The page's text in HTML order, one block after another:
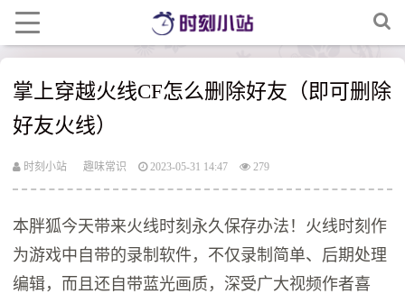
掌上穿越火线CF怎么删除好友（即可删除
好友火线）
时刻小站 趣味常识 2023-05-31 14:47 279
本胖狐今天带来火线时刻永久保存办法！火线时刻作
为游戏中自带的录制软件，不仅录制简单、后期处理
编辑，而且还自带蓝光画质，深受广大视频作者喜